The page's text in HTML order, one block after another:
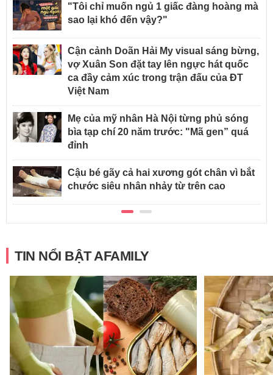
"Tôi chỉ muốn ngủ 1 giấc đàng hoàng mà
sao lại khó đến vậy?"
Cận cảnh Doãn Hải My visual sáng bừng,
vợ Xuân Son đặt tay lên ngực hát quốc
ca đầy cảm xúc trong trận đấu của ĐT
Việt Nam
Mẹ của mỹ nhân Hà Nội từng phủ sóng
bìa tạp chí 20 năm trước: "Mã gen” quá
đỉnh
Cậu bé gãy cả hai xương gót chân vì bắt
chước siêu nhân nhảy từ trên cao
TIN NỔI BẬT AFAMILY